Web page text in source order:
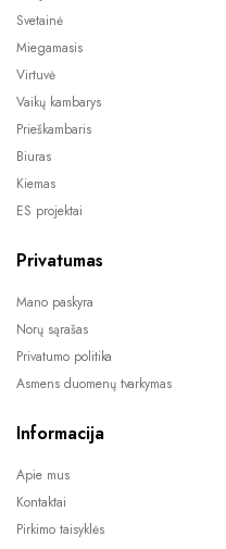
Svetainė
Miegamasis
Virtuvė
Vaikų kambarys
Prieškambaris
Biuras
Kiemas
ES projektai
Privatumas
Mano paskyra
Norų sąrašas
Privatumo politika
Asmens duomenų tvarkymas
Informacija
Apie mus
Kontaktai
Pirkimo taisyklės